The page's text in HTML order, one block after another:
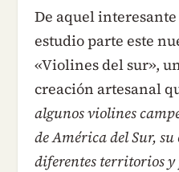
De aquel
estudio parte este
«Violines del sur»,
creación artesanal
algunos violines
de América del Sur, su
diferentes territorios y